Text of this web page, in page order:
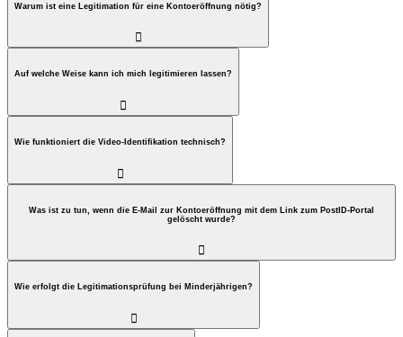
Warum ist eine Legitimation für eine Kontoeröffnung nötig?

Auf welche Weise kann ich mich legitimieren lassen?

Wie funktioniert die Video-Identifikation technisch?

Was ist zu tun, wenn die E-Mail zur Kontoeröffnung mit dem Link zum PostID-Portal
gelöscht wurde?

Wie erfolgt die Legitimationsprüfung bei Minderjährigen?
